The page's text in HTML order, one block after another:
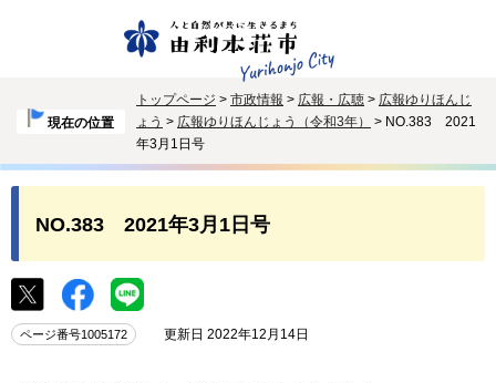
現在の位置
トップページ > 市政情報 > 広報・広聴 > 広報ゆりほんじ
ょう > 広報ゆりほんじょう（令和3年）
> NO.383 2021
年3月1日号
NO.383 2021年3月1日号
ページ番号1005172 更新日 2022年12月14日